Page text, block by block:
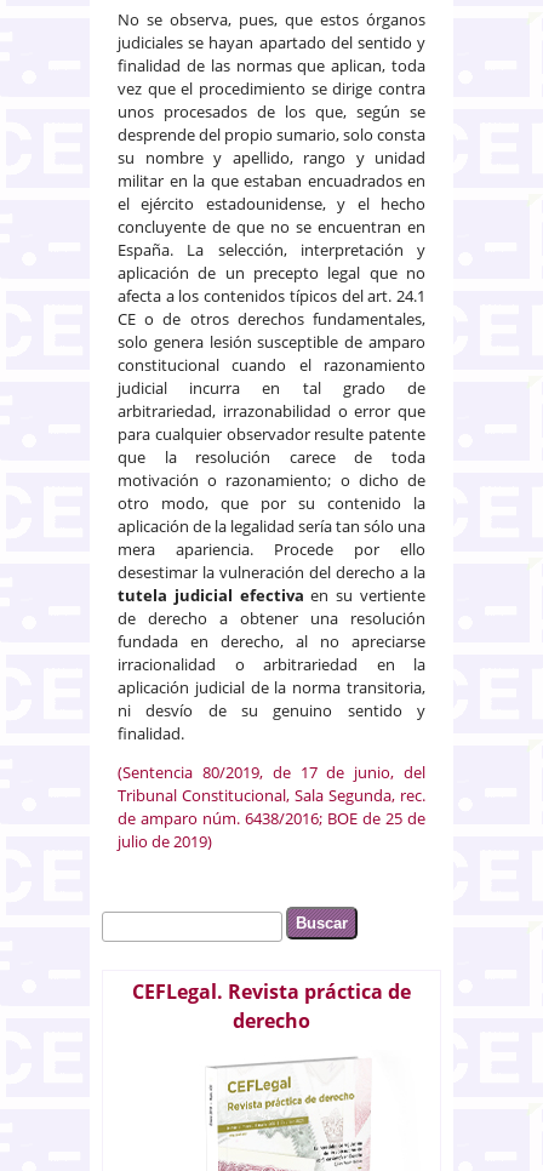
No se observa, pues, que estos órganos
judiciales se hayan apartado del sentido y
finalidad de las normas que aplican, toda
vez que el procedimiento se dirige contra
unos procesados de los que, según se
desprende del propio sumario, solo consta
su nombre y apellido, rango y unidad
militar en la que estaban encuadrados en
el ejército estadounidense, y el hecho
concluyente de que no se encuentran en
España. La selección, interpretación y
aplicación de un precepto legal que no
afecta a los contenidos típicos del art. 24.1
CE o de otros derechos fundamentales,
solo genera lesión susceptible de amparo
constitucional cuando el razonamiento
judicial incurra en tal grado de
arbitrariedad, irrazonabilidad o error que
para cualquier observador resulte patente
que la resolución carece de toda
motivación o razonamiento; o dicho de
otro modo, que por su contenido la
aplicación de la legalidad sería tan sólo una
mera apariencia. Procede por ello
desestimar la vulneración del derecho a la
tutela judicial efectiva en su vertiente
de derecho a obtener una resolución
fundada en derecho, al no apreciarse
irracionalidad o arbitrariedad en la
aplicación judicial de la norma transitoria,
ni desvío de su genuino sentido y
finalidad.
(Sentencia 80/2019, de 17 de junio, del
Tribunal Constitucional, Sala Segunda, rec.
de amparo núm. 6438/2016; BOE de 25 de
julio de 2019)
Formulario de búsqueda
Buscar
CEFLegal. Revista práctica de
derecho